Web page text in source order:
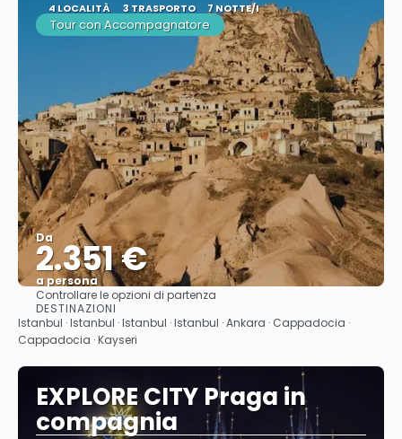
4 LOCALITÀ 3 TRASPORTO 7 NOTTE/I
Tour con Accompagnatore
Da
2.351 €
a persona
Vedere
Controllare le opzioni di partenza
DESTINAZIONI
Istanbul · Istanbul · Istanbul · Istanbul · Ankara · Cappadocia ·
Cappadocia · Kayseri
EXPLORE CITY Praga in
compagnia